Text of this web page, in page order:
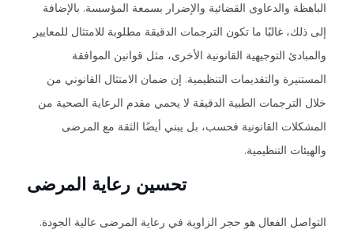
الباهظة والدعاوى القضائية والإضرار بسمعة المؤسسة. بالإضافة
إلى ذلك، غالبًا ما تكون الترجمات الدقيقة مطلوبة للامتثال للمعايير
والمبادئ التوجيهية القانونية الأخرى، مثل قوانين الموافقة
المستنيرة والتقديمات التنظيمية. إن ضمان الامتثال القانوني من
خلال الترجمات الطبية الدقيقة لا يحمي مقدم الرعاية الصحية من
المشكلات القانونية فحسب، بل يبني أيضًا الثقة مع المرضى
والهيئات التنظيمية.
تحسين رعاية المرضى
التواصل الفعال هو حجر الزاوية في رعاية المرضى عالية الجودة.